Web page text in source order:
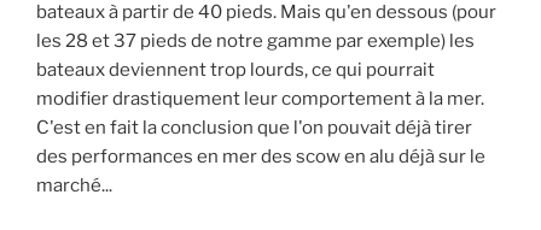
bateaux à partir de 40 pieds. Mais qu'en dessous (pour
les 28 et 37 pieds de notre gamme par exemple) les
bateaux deviennent trop lourds, ce qui pourrait
modifier drastiquement leur comportement à la mer.
C'est en fait la conclusion que l'on pouvait déjà tirer
des performances en mer des scow en alu déjà sur le
marché...